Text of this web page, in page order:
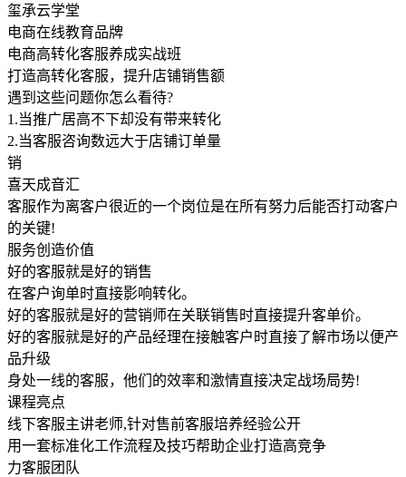
玺承云学堂
电商在线教育品牌
电商高转化客服养成实战班
打造高转化客服，提升店铺销售额
遇到这些问题你怎么看待?
1.当推广居高不下却没有带来转化
2.当客服咨询数远大于店铺订单量
销
喜天成音汇
客服作为离客户很近的一个岗位是在所有努力后能否打动客户
的关键!
服务创造价值
好的客服就是好的销售
在客户询单时直接影响转化。
好的客服就是好的营销师在关联销售时直接提升客单价。
好的客服就是好的产品经理在接触客户时直接了解市场以便产
品升级
身处一线的客服，他们的效率和激情直接决定战场局势!
课程亮点
线下客服主讲老师,针对售前客服培养经验公开
用一套标准化工作流程及技巧帮助企业打造高竞争
力客服团队